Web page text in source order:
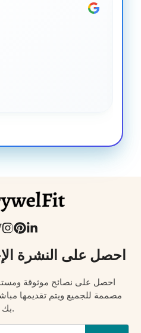
احصل على النشرة
احصل على نصائح موثوقة
مصممة للجميع ويتم تقديمها
بك.